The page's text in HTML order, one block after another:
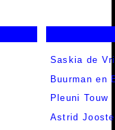
Saskia de
Buurman en
Pleuni Touw
Astrid